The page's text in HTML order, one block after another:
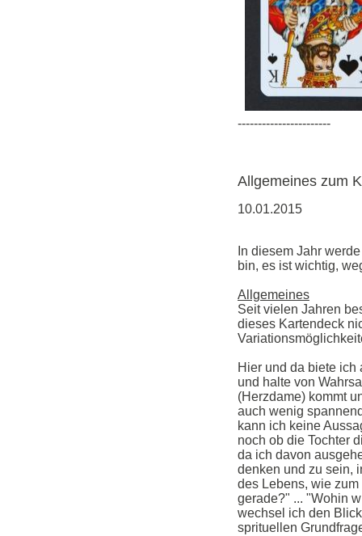
-----------------------
Allgemeines zum
10.01.2015
In diesem Jahr
bin, es ist wichtig,
Allgemeines
Seit vielen Jahren
dieses Kartendeck
Hier und da biete
und halte von
(Herzdame) kommt
auch wenig
kann ich keine
noch ob die Tochter
da ich davon
denken und zu sein,
des Lebens, wie
gerade?" ... "Wohin
wechsel ich den
sprituellen